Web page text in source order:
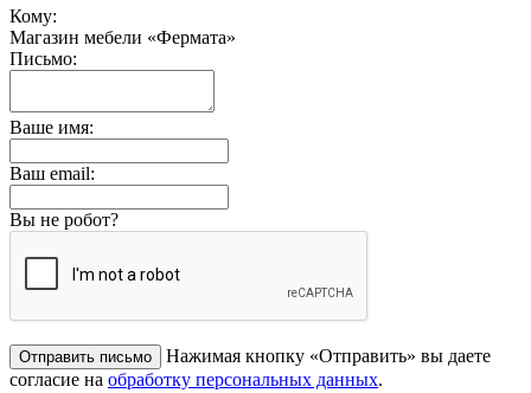
Кому:
Магазин мебели «Фермата»
Письмо:
Ваше имя:
Ваш email:
Вы не робот?
Нажимая кнопку «Отправить» вы даете
согласие на обработку персональных данных.